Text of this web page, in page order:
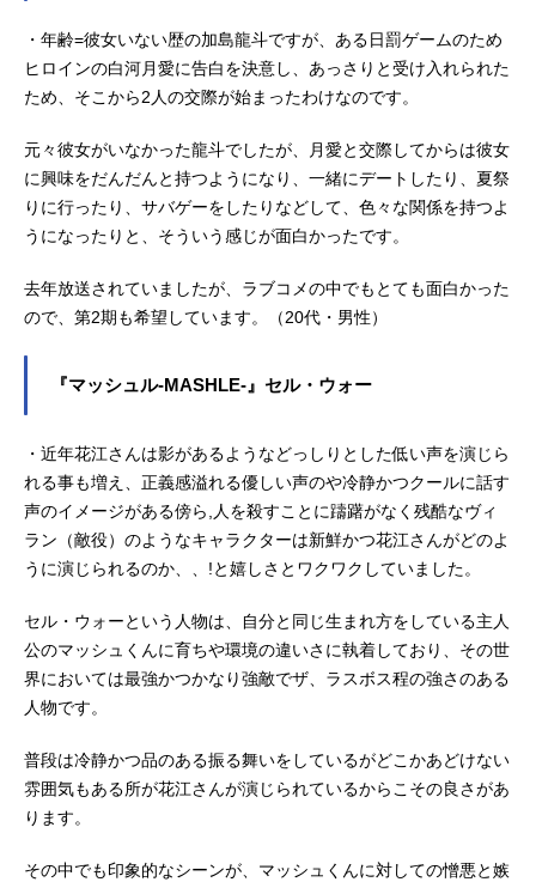
・年齢=彼女いない歴の加島龍斗ですが、ある日罰ゲームのため
ヒロインの白河月愛に告白を決意し、あっさりと受け入れられた
ため、そこから2人の交際が始まったわけなのです。
元々彼女がいなかった龍斗でしたが、月愛と交際してからは彼女
に興味をだんだんと持つようになり、一緒にデートしたり、夏祭
りに行ったり、サバゲーをしたりなどして、色々な関係を持つよ
うになったりと、そういう感じが面白かったです。
去年放送されていましたが、ラブコメの中でもとても面白かった
ので、第2期も希望しています。（20代・男性）
『マッシュル-MASHLE-』セル・ウォー
・近年花江さんは影があるようなどっしりとした低い声を演じら
れる事も増え、正義感溢れる優しい声のや冷静かつクールに話す
声のイメージがある傍ら,人を殺すことに躊躇がなく残酷なヴィ
ラン（敵役）のようなキャラクターは新鮮かつ花江さんがどのよ
うに演じられるのか、、!と嬉しさとワクワクしていました。
セル・ウォーという人物は、自分と同じ生まれ方をしている主人
公のマッシュくんに育ちや環境の違いさに執着しており、その世
界においては最強かつかなり強敵でザ、ラスボス程の強さのある
人物です。
普段は冷静かつ品のある振る舞いをしているがどこかあどけない
雰囲気もある所が花江さんが演じられているからこその良さがあ
ります。
その中でも印象的なシーンが、マッシュくんに対しての憎悪と嫉